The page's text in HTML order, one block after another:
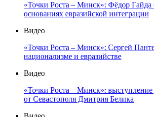
«Точки Роста – Минск»: Фёдор Гайда
основаниях евразийской интеграции
Видео
«Точки Роста – Минск»: Сергей
национализме и евразийстве
Видео
«Точки Роста – Минск»: выступление
от Севастополя Дмитрия Белика